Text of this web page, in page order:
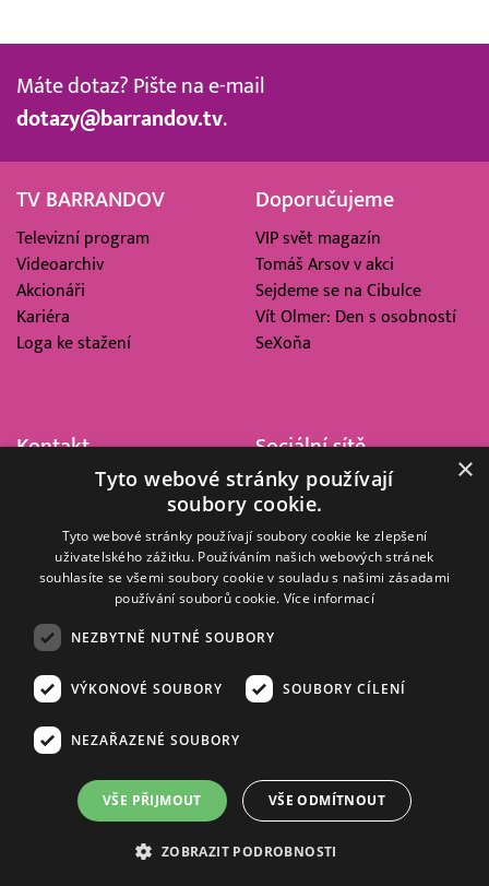
Máte dotaz? Pište na e-mail
dotazy@barrandov.tv.
TV BARRANDOV
Televizní program
Videoarchiv
Akcionáři
Kariéra
Loga ke stažení
Doporučujeme
VIP svět magazín
Tomáš Arsov v akci
Sejdeme se na Cibulce
Vít Olmer: Den s osobností
SeXoňa
Kontakt
Barrandov Televizní Studio,
Kříženeckého nám. 322
152 00 Praha 5
IČ 416 93 311
Sociální sítě
© 2008–2026 EMPRESA MEDIA, a.s. Všechna práva vyhrazena.
Zásady ochrany osobních a dalších zpracovávaných údajů
Informace o měření sledovanosti videa ve video archivu
Nielsen Digital Measurement
. Využíváme grafické podklady z
depositphotos.com .
×
Tyto webové stránky používají
soubory cookie.
Tyto webové stránky používají soubory cookie ke zlepšení
uživatelského zážitku. Používáním našich webových stránek
souhlasíte se všemi soubory cookie v souladu s našimi zásadami
používání souborů cookie. Více informací
NEZBYTNĚ NUTNÉ SOUBORY
VÝKONOVÉ SOUBORY SOUBORY CÍLENÍ
NEZAŘAZENÉ SOUBORY
VŠE PŘIJMOUT VŠE ODMÍTNOUT
ZOBRAZIT PODROBNOSTI